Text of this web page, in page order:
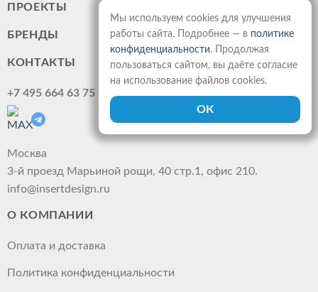
ПРОЕКТЫ
БРЕНДЫ
КОНТАКТЫ
+7 495 664 63 75
Москва
3-й проезд Марьиной рощи, 40 стр.1, офис 210.
info@insertdesign.ru
О КОМПАНИИ
Оплата и доставка
Политика конфиденциальности
Мы используем cookies для улучшения
работы сайта. Подробнее — в политике
конфиденциальности. Продолжая
пользоваться сайтом, вы даёте согласие
на использование файлов cookies.